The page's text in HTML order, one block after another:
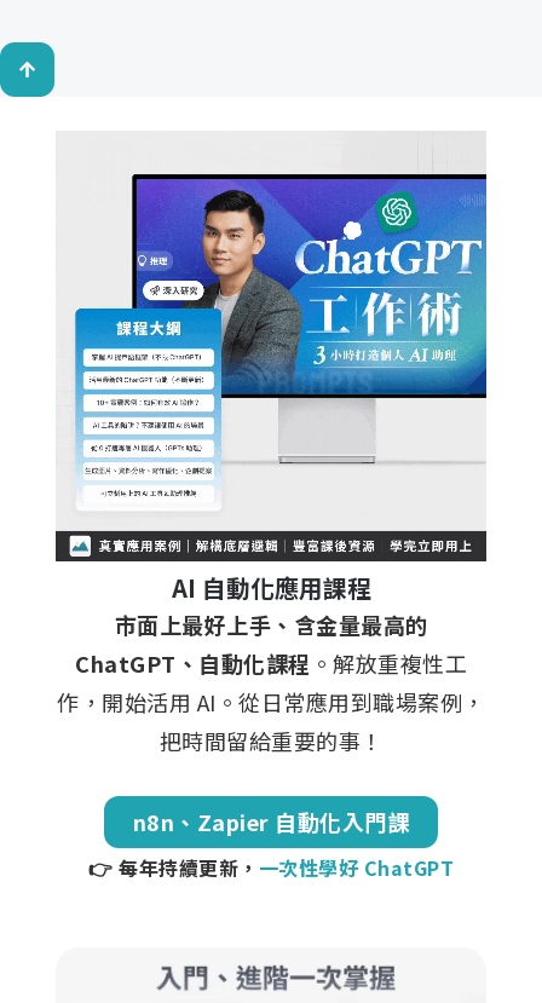
AI 自動化應用課程
市面上最好上手、含金量最高的
ChatGPT、自動化課程 。解放重複性工
作，開始活用 AI。從日常應用到職場案例，
把時間留給重要的事！
n8n、Zapier 自動化入門課
👉 每年持續更新， 一次性學好 ChatGPT